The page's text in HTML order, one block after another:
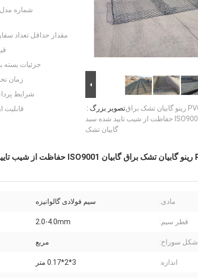
تصویر بزرگ :پوشش PVC رینو گابیان تشک براق
گابیان ISO9001 حفاظت از شیب تایید شده سبد
گابیان تشک
شماره
مقدار حداقل تعداد
جزئیات بسته
زمان
شرایط
قابلیت
مادی: سیم فولادی گالوانیزه
قطر سیم: 2.0-4.0mm
شکل سوراخ: مربع
اندازه: 3*2*0.17 متر